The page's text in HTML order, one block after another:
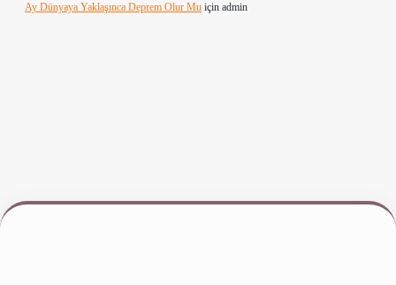
Ay Dünyaya Yaklaşınca Deprem Olur Mu için admin
www.betexper.xyz/